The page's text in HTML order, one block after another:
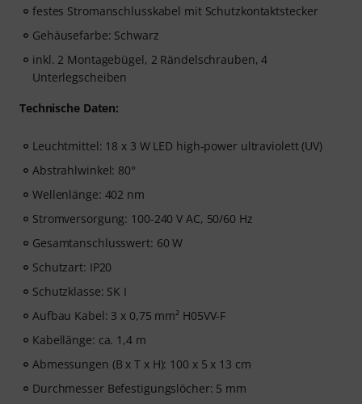
festes Stromanschlusskabel mit Schutzkontaktstecker
Gehäusefarbe: Schwarz
inkl. 2 Montagebügel, 2 Rändelschrauben, 4
Unterlegscheiben
Technische Daten:
Leuchtmittel: 18 x 3 W LED high-power ultraviolett (UV)
Abstrahlwinkel: 80°
Wellenlänge: 402 nm
Stromversorgung: 100-240 V AC, 50/60 Hz
Gesamtanschlusswert: 60 W
Schutzart: IP20
Schutzklasse: SK I
Aufbau Kabel: 3 x 0,75 mm² H05VV-F
Kabellänge: ca. 1,4 m
Abmessungen (B x T x H): 100 x 5 x 13 cm
Durchmesser Befestigungslöcher: 5 mm